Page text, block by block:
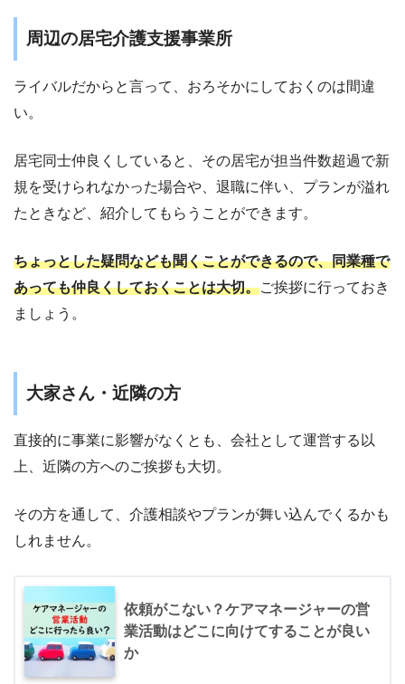
周辺の居宅介護支援事業所
ライバルだからと言って、おろそかにしておくのは間違
い。
居宅同士仲良くしていると、その居宅が担当件数超過で新
規を受けられなかった場合や、退職に伴い、プランが溢れ
たときなど、紹介してもらうことができます。
ちょっとした疑問なども聞くことができるので、同業種で
あっても仲良くしておくことは大切。ご挨拶に行っておき
ましょう。
大家さん・近隣の方
直接的に事業に影響がなくとも、会社として運営する以
上、近隣の方へのご挨拶も大切。
その方を通して、介護相談やプランが舞い込んでくるかも
しれません。
依頼がこない？ケアマネージャーの営
業活動はどこに向けてすることが良い
か